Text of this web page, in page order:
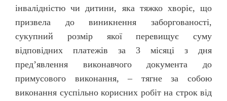
інвалідністю чи дитини, яка тяжко хворіє, що
призвела до виникнення заборгованості,
сукупний розмір якої перевищує суму
відповідних платежів за 3 місяці з дня
пред’явлення виконавчого документа до
примусового виконання, – тягне за собою
виконання суспільно корисних робіт на строк від